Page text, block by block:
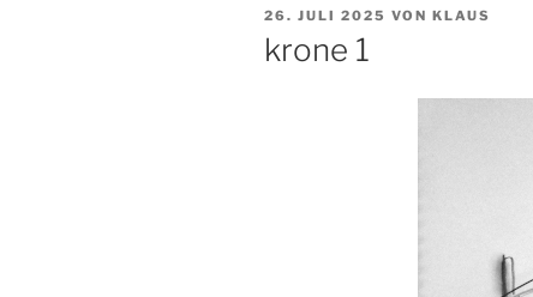
VERÖFFENTLICHT
AM
26. JULI 2025 VON KLAUS
krone 1